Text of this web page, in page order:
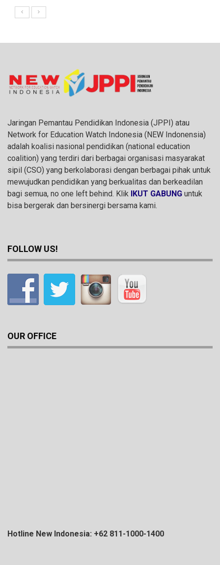
Jaringan Pemantau Pendidikan Indonesia (JPPI) atau
Network for Education Watch Indonesia (NEW Indonensia)
adalah koalisi nasional pendidikan (national education
coalition) yang terdiri dari berbagai organisasi masyarakat
sipil (CSO) yang berkolaborasi dengan berbagai pihak untuk
mewujudkan pendidikan yang berkualitas dan berkeadilan
bagi semua, no one left behind. Klik IKUT GABUNG untuk
bisa bergerak dan bersinergi bersama kami.
FOLLOW US!
OUR OFFICE
Hotline New Indonesia: +62 811-1000-1400